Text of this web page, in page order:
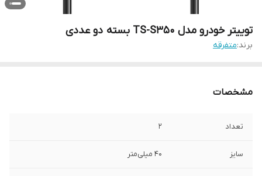
توییتر خودرو مدل TS-S350 بسته دو عددی
برند:متفرقه
مشخصات
تعداد 2
سایز 40 میلی‌متر